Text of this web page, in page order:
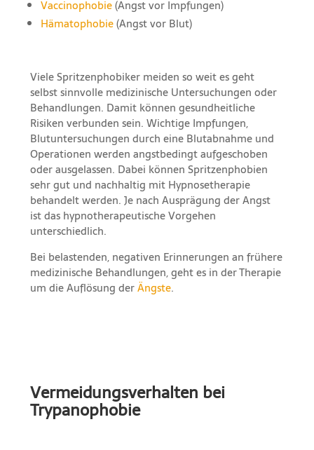
Vaccinophobie(Angst vor Impfungen)
Hämatophobie(Angst vor Blut)
Viele Spritzenphobiker meiden so weit es geht
selbst sinnvolle medizinische Untersuchungen oder
Behandlungen. Damit können gesundheitliche
Risiken verbunden sein. Wichtige Impfungen,
Blutuntersuchungen durch eine Blutabnahme und
Operationen werden angstbedingt aufgeschoben
oder ausgelassen. Dabei können Spritzenphobien
sehr gut und nachhaltig mit Hypnosetherapie
behandelt werden. Je nach Ausprägung der Angst
ist das hypnotherapeutische Vorgehen
unterschiedlich.
Bei belastenden, negativen Erinnerungen an frühere
medizinische Behandlungen, geht es in der Therapie
um die Auflösung derÄngste.
Vermeidungsverhalten bei
Trypanophobie